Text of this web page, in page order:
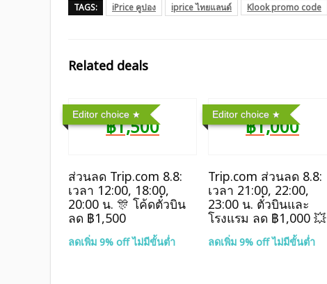
TAGS: iPrice คูปอง iprice ไทยแลนด์ Klook promo code
Related deals
Editor choice
฿1,500
ส่วนลด Trip.com 8.8:
เวลา 12:00, 18:00,
20:00 น. 🎊 โค้ดตั๋วบิน
ลด ฿1,500
ลดเพิ่ม 9% off ไม่มีขั้นต่ำ
Editor choice
฿1,000
Trip.com ส่วนลด 8.8:
เวลา 21:00, 22:00,
23:00 น. ตั๋วบินและ
โรงแรม ลด ฿1,000 💥
ลดเพิ่ม 9% off ไม่มีขั้นต่ำ